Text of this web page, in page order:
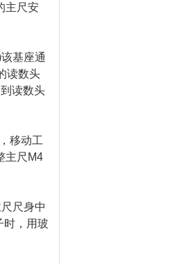
主尺安
该基座通
读数头
读数头
移动工
主尺 M4
尺身中
时，用玻